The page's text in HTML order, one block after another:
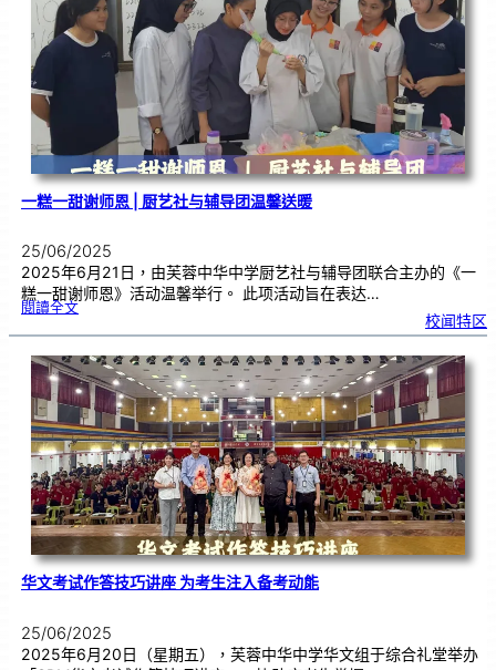
生
暨
侨
生
歌
唱
一糕一甜谢师恩 | 厨艺社与辅导团温馨送暖
25/06/2025
2025年6月21日，由芙蓉中华中学厨艺社与辅导团联合主办的《一
糕一甜谢师恩》活动温馨举行。 此项活动旨在表达…
閱讀全文:一
甜
师
恩
|厨
艺
社
与
辅
导
团
温
馨
送
暖
校闻特区
华文考试作答技巧讲座 为考生注入备考动能
25/06/2025
2025年6月20日（星期五），芙蓉中华中学华文组于综合礼堂举办